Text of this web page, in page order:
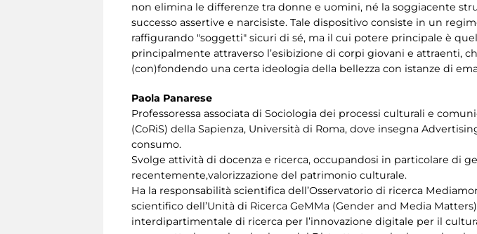
non elimina le differenze tra donne e uomini, né la soggiacente
successo assertive e narcisiste. Tale dispositivo consiste in un
raffigurando "soggetti" sicuri di sé, ma il cui potere principale è
principalmente attraverso l’esibizione di corpi giovani e attraenti,
(con)fondendo una certa ideologia della bellezza con istanze di
Paola Panarese
Professoressa associata di Sociologia dei processi culturali e
(CoRiS) della Sapienza, Università di Roma, dove insegna
consumo.
Svolge attività di docenza e ricerca, occupandosi in particolare di
recentemente,valorizzazione del patrimonio culturale.
Ha la responsabilità scientifica dell’Osservatorio di ricerca
scientifico dell’Unità di Ricerca GeMMa (Gender and Media
interdipartimentale di ricerca per l’innovazione digitale per il